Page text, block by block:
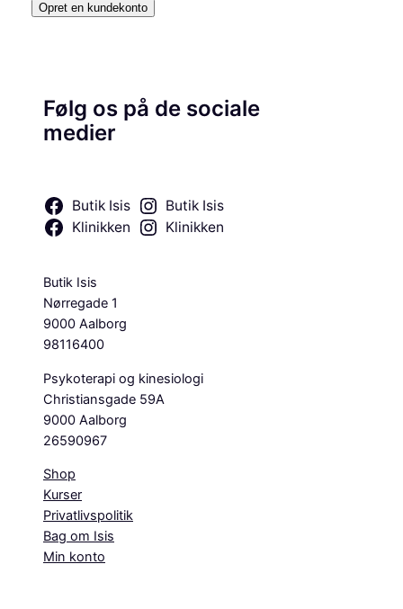
Opret en kundekonto
Følg os på de sociale
medier
Butik Isis
Butik Isis
Klinikken
Klinikken
Butik Isis
Nørregade 1
9000 Aalborg
98116400
Psykoterapi og kinesiologi
Christiansgade 59A
9000 Aalborg
26590967
Shop
Kurser
Privatlivspolitik
Bag om Isis
Min konto